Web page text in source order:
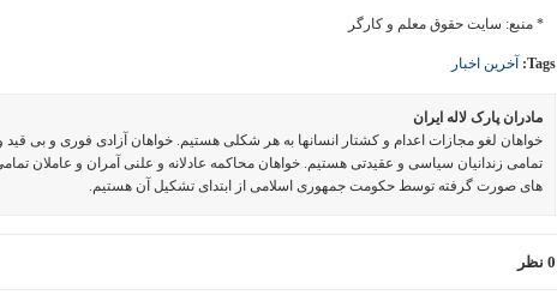
* منبع: سایت حقوق معلم و کارگر
Tags: آخرین اخبار
مادران پارک لاله ایران
خواهان لغو مجازات اعدام و کشتار انسانها به هر شکلی هستیم. خواهان آزادی فوری و بی
تمامی زندانیان سیاسی و عقیدتی هستیم. خواهان محاکمه عادلانه و علنی آمران و عاملان
های صورت گرفته توسط حکومت جمهوری اسلامی از ابتدای تشکیل آن هستیم.
0 نظر